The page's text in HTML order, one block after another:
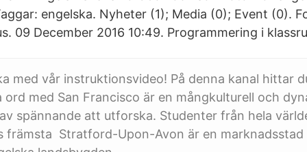
engelska. Nyheter (1); Media (0); Event (0).
09 December 2016 10:49. ​Programmering i
med vår instruktionsvideo! På denna kanal hittar
ord med San Francisco är en mångkulturell och
spännande att utforska. Studenter från hela
främsta Stratford-Upon-Avon är en